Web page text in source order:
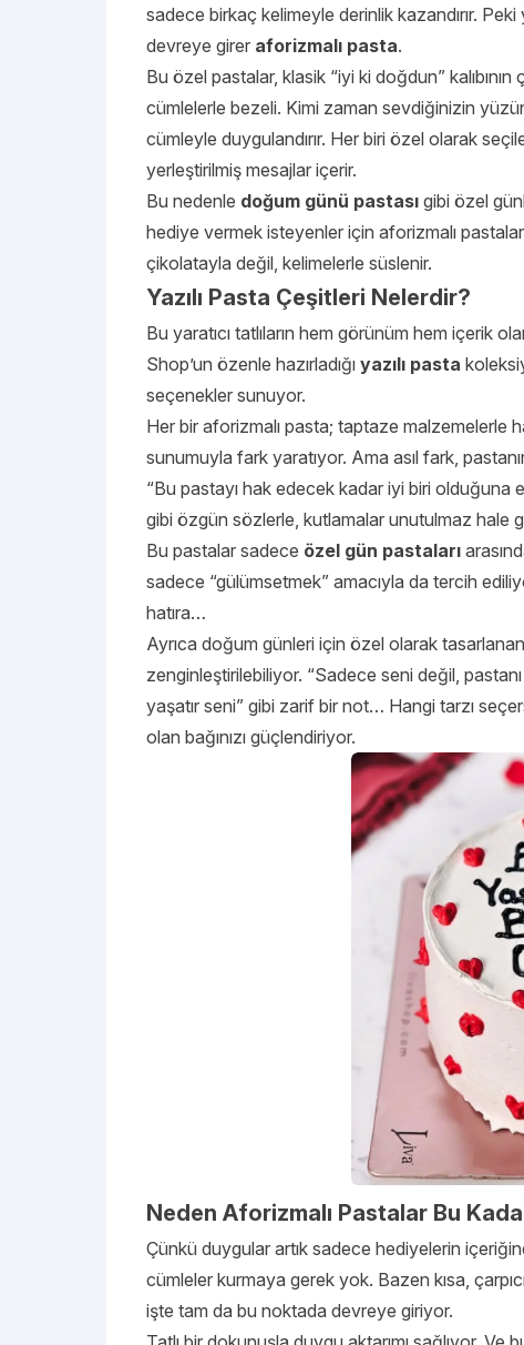
sadece birkaç kelimeyle derinlik kazandırır.
devreye girer aforizmalı pasta.
Bu özel pastalar, klasik “iyi ki doğdun”
cümlelerle bezeli. Kimi zaman sevdiğinizin
cümleyle duygulandırır. Her biri özel olarak
yerleştirilmiş mesajlar içerir.
Bu nedenle doğum günü pastası gibi özel
hediye vermek isteyenler için aforizmalı
çikolatayla değil, kelimelerle süslenir.
Yazılı Pasta Çeşitleri Nelerdir?
Bu yaratıcı tatlıların hem görünüm hem içerik
Shop’un özenle hazırladığı yazılı pasta
seçenekler sunuyor.
Her bir aforizmalı pasta; taptaze malzemelerle
sunumuyla fark yaratıyor. Ama asıl fark,
“Bu pastayı hak edecek kadar iyi biri olduğuna
gibi özgün sözlerle, kutlamalar unutulmaz hale
Bu pastalar sadece özel gün pastaları
sadece “gülümsetmek” amacıyla da tercih
hatıra…
Ayrıca doğum günleri için özel olarak
zenginleştirilebiliyor. “Sadece seni değil,
yaşatır seni” gibi zarif bir not… Hangi tarzı
olan bağınızı güçlendiriyor.
Neden Aforizmalı Pastalar Bu
Çünkü duygular artık sadece hediyelerin
cümleler kurmaya gerek yok. Bazen kısa,
işte tam da bu noktada devreye giriyor.